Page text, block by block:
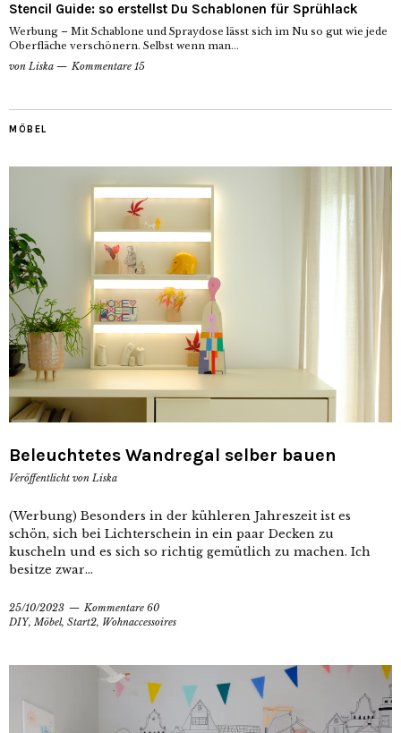
Stencil Guide: so erstellst Du Schablonen für Sprühlack
Werbung – Mit Schablone und Spraydose lässt sich im Nu so gut wie jede
Oberfläche verschönern. Selbst wenn man...
von Liska Kommentare 15
MÖBEL
Beleuchtetes Wandregal selber bauen
Veröffentlicht von Liska
(Werbung) Besonders in der kühleren Jahreszeit ist es
schön, sich bei Lichterschein in ein paar Decken zu
kuscheln und es sich so richtig gemütlich zu machen. Ich
besitze zwar...
25/10/2023
Kommentare 60
DIY, Möbel, Start2, Wohnaccessoires